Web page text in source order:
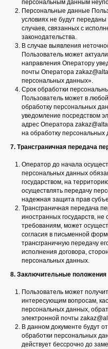
персональным данным
Персональные данные
условиях не будут
случаев, связанных с
законодательства.
В случае выявления
Пользователь может
направления Оператору
почты Оператора
персональных данных».
Срок обработки
Пользователь может в
обработку персональных
уведомление посредством
адрес Оператора
на обработку персональных
7. Трансграничная передача
Оператор до начала
персональных данных
государством, на
осуществлять передачу
надежная защита прав
Трансграничная передача
иностранных государств,
требованиям, может
согласия в письменной
трансграничную передачу
исполнения договора,
персональных данных.
8. Заключительные положения
Пользователь может
интересующим вопросам,
персональных данных,
электронной почты
В данном документе будут
обработки персональных
действует бессрочно до